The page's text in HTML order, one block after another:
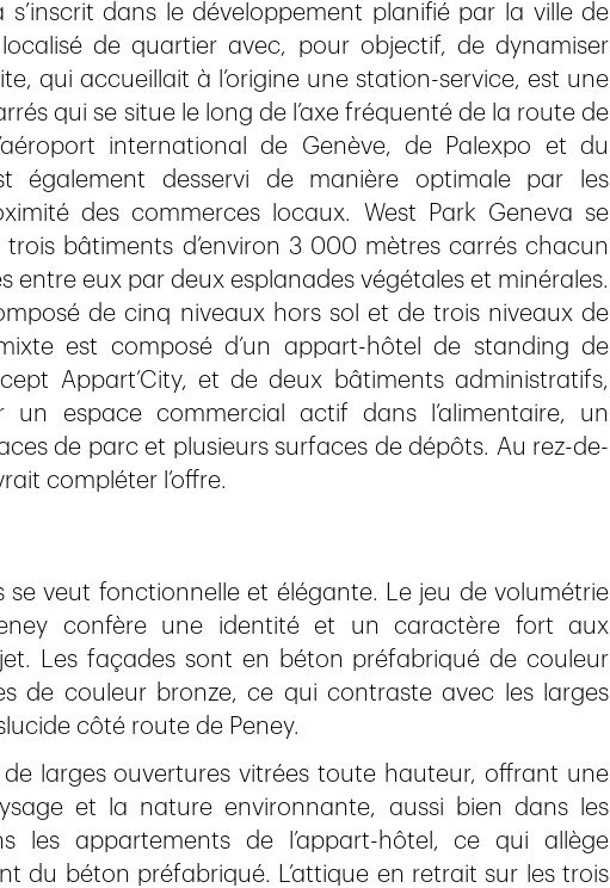
s’inscrit dans le développement planifié par la ville de
de quartier avec, pour objectif, de dynamiser
qui accueillait à l’origine une station-service, est une
qui se situe le long de l’axe fréquenté de la route de
international de Genève, de Palexpo et du
également desservi de manière optimale par les
des commerces locaux. West Park Geneva se
trois bâtiments d’environ 3 000 mètres carrés chacun
entre eux par deux esplanades végétales et minérales.
de cinq niveaux hors sol et de trois niveaux de
est composé d’un appart-hôtel de standing de
Appart’City, et de deux bâtiments administratifs,
un espace commercial actif dans l’alimentaire, un
de parc et plusieurs surfaces de dépôts. Au rez-de-
compléter l’offre.
se veut fonctionnelle et élégante. Le jeu de volumétrie
confère une identité et un caractère fort aux
Les façades sont en béton préfabriqué de couleur
de couleur bronze, ce qui contraste avec les larges
côté route de Peney.
larges ouvertures vitrées toute hauteur, offrant une
et la nature environnante, aussi bien dans les
les appartements de l’appart-hôtel, ce qui allège
du béton préfabriqué. L’attique en retrait sur les trois